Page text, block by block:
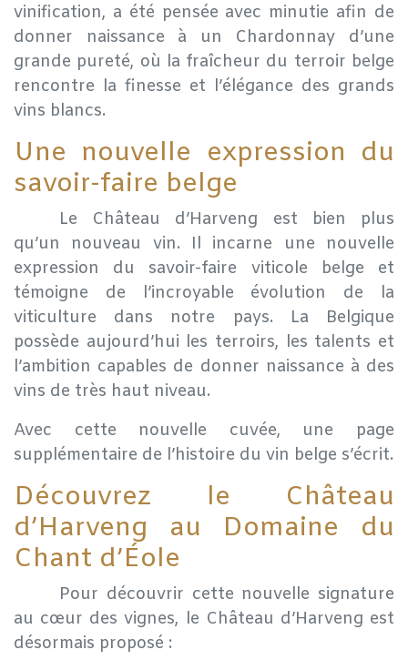
vinification, a été pensée avec minutie afin de
donner naissance à un Chardonnay d’une
grande pureté, où la fraîcheur du terroir belge
rencontre la finesse et l’élégance des grands
vins blancs.
Une nouvelle expression du
savoir-faire belge
​Le Château d’Harveng est bien plus
qu’un nouveau vin. Il incarne une nouvelle
expression du savoir-faire viticole belge et
témoigne de l’incroyable évolution de la
viticulture dans notre pays. La Belgique
possède aujourd’hui les terroirs, les talents et
l’ambition capables de donner naissance à des
vins de très haut niveau.
Avec cette nouvelle cuvée, une page
supplémentaire de l’histoire du vin belge s’écrit.
Découvrez le Château
d’Harveng au Domaine du
Chant d’Éole
​Pour découvrir cette nouvelle signature
au cœur des vignes, le Château d’Harveng est
désormais proposé :